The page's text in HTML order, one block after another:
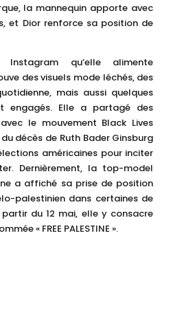
la mannequin apporte avec
et Dior renforce sa position de
qu’elle alimente
des visuels mode léchés, des
mais aussi quelques
engagés. Elle a partagé des
le mouvement Black Lives
décès de Ruth Bader Ginsburg
américaines pour inciter
Dernièrement, la top-model
a affiché sa prise de position
palestinien dans certaines de
du 12 mai, elle y consacre
« FREE PALESTINE ».